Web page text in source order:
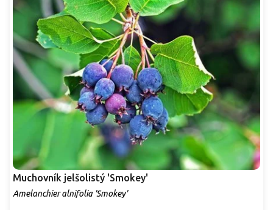
Muchovník jelšolistý 'Smokey'
Amelanchier alnifolia 'Smokey'